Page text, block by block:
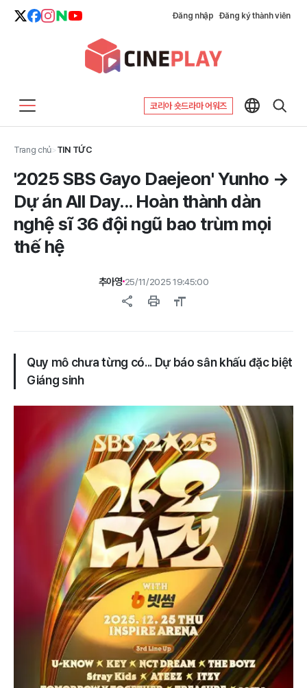
Đăng nhập Đăng ký thành viên
코리아 숏드라마 어워즈
Trang chủ>TIN TỨC
'2025 SBS Gayo Daejeon' Yunho →
Dự án All Day... Hoàn thành dàn
nghệ sĩ 36 đội ngũ bao trùm mọi
thế hệ
추아영 25/11/2025 19:45:00
share print format_size
Quy mô chưa từng có... Dự báo sân khấu đặc biệt
Giáng sinh